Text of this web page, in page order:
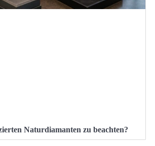
Naturdiamanten zu beachten?